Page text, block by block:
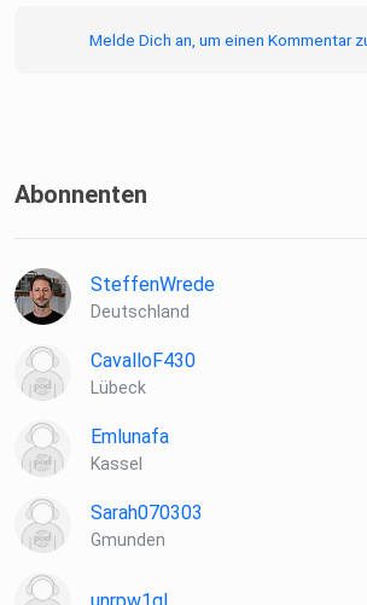
Melde Dich an, um einen Kommentar
Abonnenten
SteffenWrede
Deutschland
CavalloF430
Lübeck
Emlunafa
Kassel
Sarah070303
Gmunden